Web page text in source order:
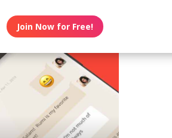
Join Now for Free!